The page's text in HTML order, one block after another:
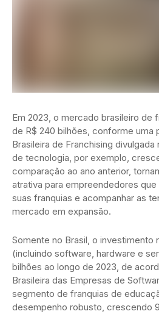
Em 2023, o mercado brasileiro de
de R$ 240 bilhões, conforme uma
Brasileira de Franchising
de tecnologia, por exemplo,
comparação ao ano anterior,
atrativa para empreendedores
suas franquias e acompanhar as
mercado em expansão.
Somente no Brasil, o investimento
(incluindo software, hardware e
bilhões ao longo de 2023, de
Brasileira das Empresas de
segmento de franquias de
desempenho robusto, crescendo